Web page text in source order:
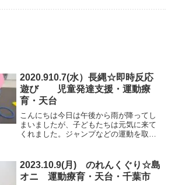
2020.910.7(水）長縄☆即時反応
遊び 児童発達支援・運動療
育・天台
こんにちは今日は午後から雨が降ってし
まいましたが、子どもたちは元気に来て
くれました。ジャンプなどの運動を取り
せてケンパをしていきました。★カラー
石渡り大きさや高さの違う...
2023.10.9(月) のれんくぐり☆島
オニ 運動療育・天台・千葉市